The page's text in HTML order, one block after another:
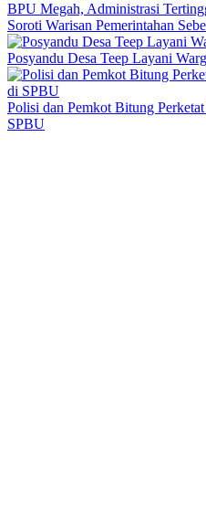
BPU Megah, Administrasi
Soroti Warisan Pemerintahan
Posyandu Desa Teep Layani
Polisi dan Pemkot Bitung
SPBU